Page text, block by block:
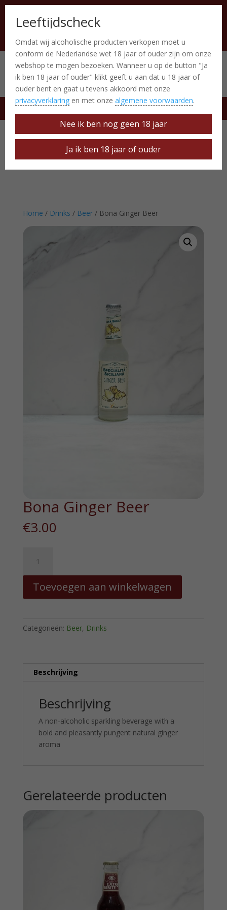
Italiaanse producten 0 Items
free delivery at € 50
Home / Drinks / Beer/ Bona Ginger Beer
Bona Ginger Beer
€3.00
Ginger
Beer
hoeveelheid
Toevoegen aan winkelwagen
Categorieën: Beer, Drinks
Beschrijving
Beschrijving
A non-alcoholic sparkling beverage with a
bold and pleasantly pungent natural ginger
aroma
Gerelateerde producten
Leeftijdscheck
Omdat wij alcoholische producten verkopen moet u
conform de Nederlandse wet 18 jaar of ouder zijn om onze
webshop te mogen bezoeken. Wanneer u op de button "Ja
ik ben 18 jaar of ouder" klikt geeft u aan dat u 18 jaar of
ouder bent en gaat u tevens akkoord met onze
privacyverklaring en met onze algemene voorwaarden.
Nee ik ben nog geen 18 jaar
Ja ik ben 18 jaar of ouder